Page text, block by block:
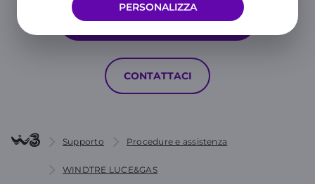
PERSONALIZZA
MOSTRA TUTTE LE CATEGORIE
CONTATTACI
Supporto Procedure e assistenza
WINDTRE LUCE&GAS